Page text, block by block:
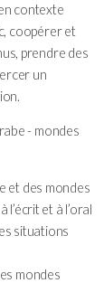
contexte
coopérer et
prendre des
un
- mondes
et des mondes
et à l’oral
situations
mondes